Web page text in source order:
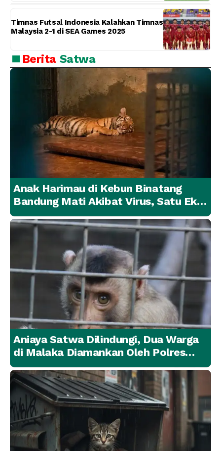
Timnas Futsal Indonesia Kalahkan Timnas
Malaysia 2-1 di SEA Games 2025
Berita Satwa
Anak Harimau di Kebun Binatang
Bandung Mati Akibat Virus, Satu Ekor
Lainnya Berangsur Membaik
Aniaya Satwa Dilindungi, Dua Warga
di Malaka Diamankan Oleh Polres
Malaka